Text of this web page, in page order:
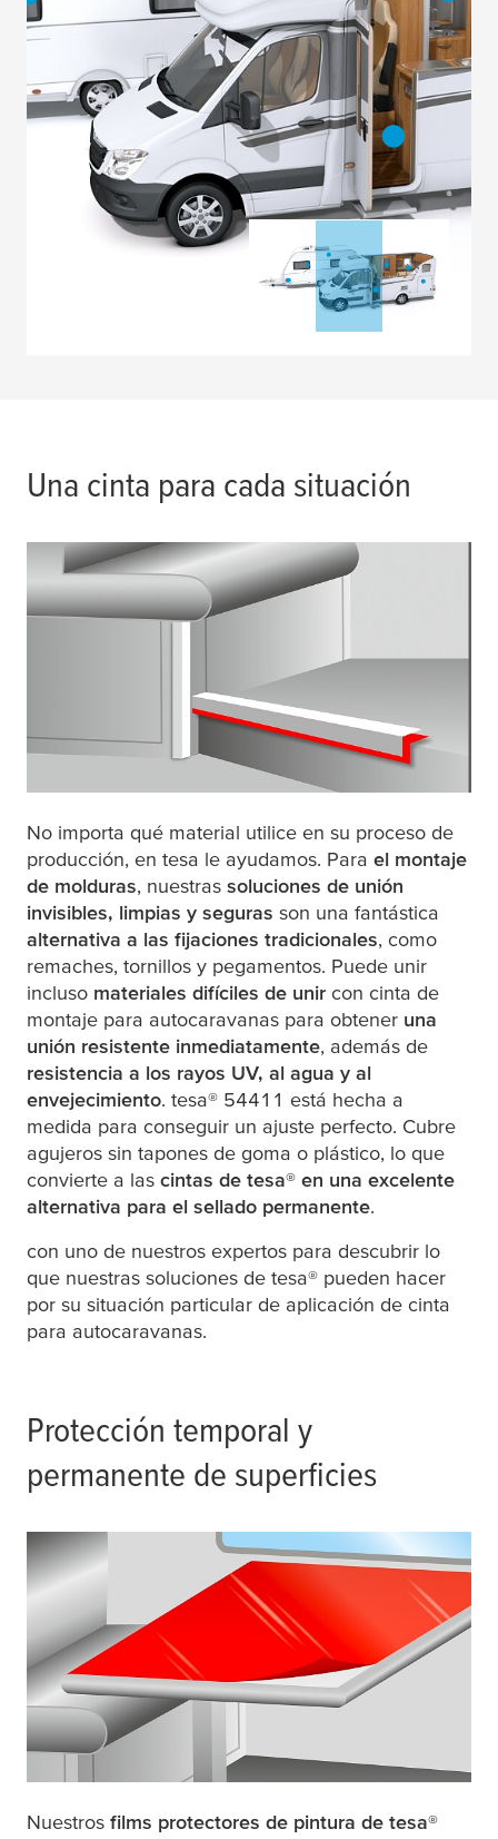
Una cinta para cada situación
No importa qué material utilice en su proceso de
producción, en tesa le ayudamos. Para el montaje
de molduras, nuestras soluciones de unión
invisibles, limpias y seguras son una fantástica
alternativa a las fijaciones tradicionales, como
remaches, tornillos y pegamentos. Puede unir
incluso materiales difíciles de unir con cinta de
montaje para autocaravanas para obtener una
unión resistente inmediatamente, además de
resistencia a los rayos UV, al agua y al
envejecimiento. tesa® 54411 está hecha a
medida para conseguir un ajuste perfecto. Cubre
agujeros sin tapones de goma o plástico, lo que
convierte a las cintas de tesa® en una excelente
alternativa para el sellado permanente.
con uno de nuestros expertos para descubrir lo
que nuestras soluciones de tesa® pueden hacer
por su situación particular de aplicación de cinta
para autocaravanas.
Protección temporal y
permanente de superficies
Nuestros films protectores de pintura de tesa®